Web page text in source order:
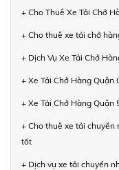
+ Cho Thuê Xe Tải Chở
+ Cho thuê xe tải chở
+ Dịch Vụ Xe Tải Chở
+ Xe Tải Chở Hàng Quận
+ Xe Tải Chở Hàng Quận
+ Cho thuê xe tải
tốt
+ Dịch vụ xe tải chuyển